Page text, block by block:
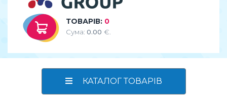
ТОВАРІВ: 0
Сума: 0.00 €.
КАТАЛОГ ТОВАРІВ